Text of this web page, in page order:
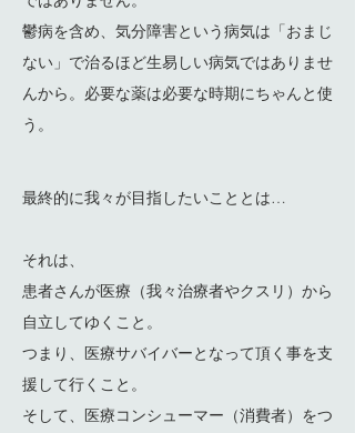
鬱病を含め、気分障害という病気は「おまじ
ない」で治るほど生易しい病気ではありませ
んから。必要な薬は必要な時期にちゃんと使
う。
最終的に我々が目指したいこととは…
それは、
患者さんが医療（我々治療者やクスリ）から
自立してゆくこと。
つまり、医療サバイバーとなって頂く事を支
援して行くこと。
そして、医療コンシューマー（消費者）をつ